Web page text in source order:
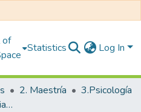
of
Statistics Log In
2. Maestría
3.Psicología
Magíster en Terapia Familiar (Fuera de Vigencia)